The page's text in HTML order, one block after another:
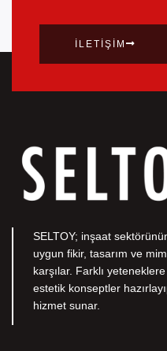
İLETIŞIM
SELTOY; inşaat
uygun fikir, tasarım ve
karşılar. Farklı
estetik konseptler
hizmet sunar.